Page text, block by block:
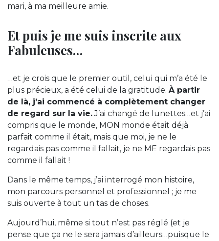
mari, à ma meilleure amie.
Et puis je me suis inscrite aux
Fabuleuses…
…et je crois que le premier outil, celui qui m’a été le
plus précieux, a été celui de la gratitude. À partir
de là, j’ai commencé à complètement changer
de regard sur la vie.J’ai changé de lunettes…et j’ai
compris que le monde, MON monde était déjà
parfait comme il était, mais que moi, je ne le
regardais pas comme il fallait, je ne ME regardais pas
comme il fallait !
Dans le même temps, j’ai interrogé mon histoire,
mon parcours personnel et professionnel ; je me
suis ouverte à tout un tas de choses.
Aujourd’hui, même si tout n’est pas réglé (et je
pense que ça ne le sera jamais d’ailleurs…puisque le